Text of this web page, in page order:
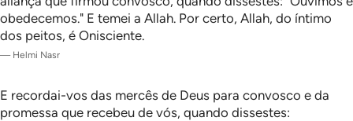
obedecemos." E temei a Allah. Por certo, Allah, do íntimo
dos peitos, é Onisciente.
— Helmi Nasr
E recordai-vos das mercês de Deus para convosco e da
promessa que recebeu de vós, quando dissestes: